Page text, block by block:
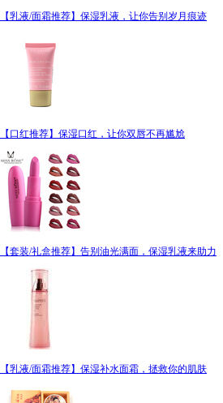
【乳液/面霜推荐】保湿乳液，让你告别岁月痕迹
【口红推荐】保湿口红，让你双唇不再尴尬
【套装/礼盒推荐】告别油光满面，保湿乳液来助力
【乳液/面霜推荐】保湿补水面霜，拯救你的肌肤